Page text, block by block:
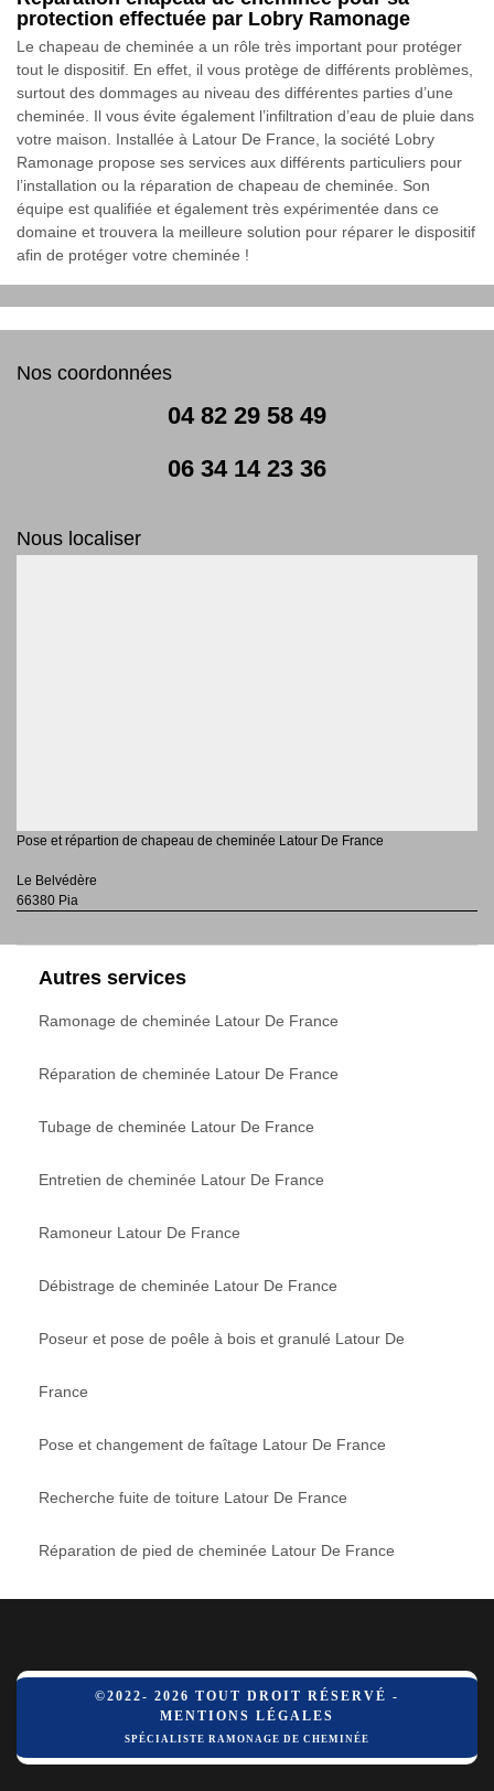
protection effectuée par Lobry Ramonage
Le chapeau de cheminée a un rôle très important pour protéger
tout le dispositif. En effet, il vous protège de différents problèmes,
surtout des dommages au niveau des différentes parties d’une
cheminée. Il vous évite également l’infiltration d’eau de pluie dans
votre maison. Installée à Latour De France, la société Lobry
Ramonage propose ses services aux différents particuliers pour
l’installation ou la réparation de chapeau de cheminée. Son
équipe est qualifiée et également très expérimentée dans ce
domaine et trouvera la meilleure solution pour réparer le dispositif
afin de protéger votre cheminée !
Nos coordonnées
04 82 29 58 49
06 34 14 23 36
Nous localiser
Pose et répartion de chapeau de cheminée Latour De France
Le Belvédère
66380 Pia
Autres services
Ramonage de cheminée Latour De France
Réparation de cheminée Latour De France
Tubage de cheminée Latour De France
Entretien de cheminée Latour De France
Ramoneur Latour De France
Débistrage de cheminée Latour De France
Poseur et pose de poêle à bois et granulé Latour De
France
Pose et changement de faîtage Latour De France
Recherche fuite de toiture Latour De France
Réparation de pied de cheminée Latour De France
©2022- 2026 TOUT DROIT RÉSERVÉ -
MENTIONS LÉGALES
SPÉCIALISTE RAMONAGE DE CHEMINÉE